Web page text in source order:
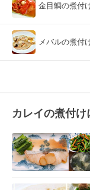
金目鯛の煮付
メバルの煮付
カレイの煮付